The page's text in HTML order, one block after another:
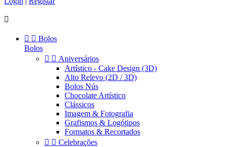

  Bolos
Bolos
  Aniversários
Artístico - Cake Design (3D)
Alto Relevo (2D / 3D)
Bolos Nús
Chocolate Artístico
Clássicos
Imagem & Fotografia
Grafismos & Logótipos
Formatos & Recortados
  Celebrações